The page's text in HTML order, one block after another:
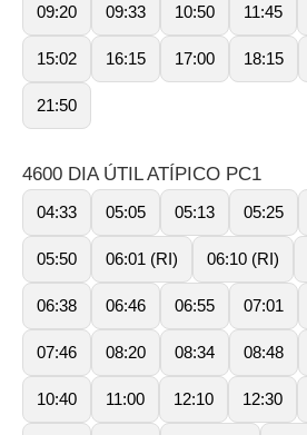
09:20 09:33 10:50 11:45
15:02 16:15 17:00 18:15
21:50
4600 DIA ÚTIL ATÍPICO PC1
04:33 05:05 05:13 05:25
05:50 06:01 (RI) 06:10 (RI)
06:38 06:46 06:55 07:01
07:46 08:20 08:34 08:48
10:40 11:00 12:10 12:30